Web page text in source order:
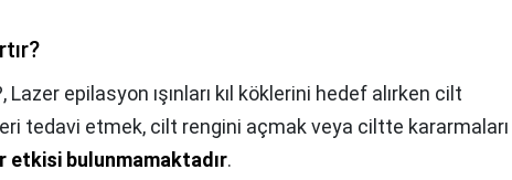
Lazer epilasyon ışınları kıl köklerini hedef alırken cilt
tedavi etmek, cilt rengini açmak veya ciltte kararmaları
etkisi bulunmamaktadır.